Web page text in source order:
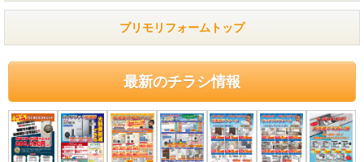
プリモリフォームトップ
最新のチラシ情報